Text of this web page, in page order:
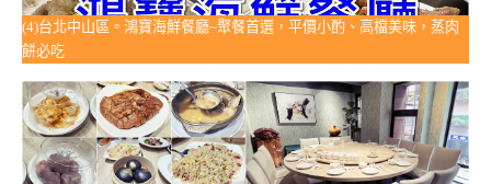
(4)台北中山區。鴻寶海鮮餐廳~聚餐首選，平價小酌、高檔美味，蒸肉
餅必吃